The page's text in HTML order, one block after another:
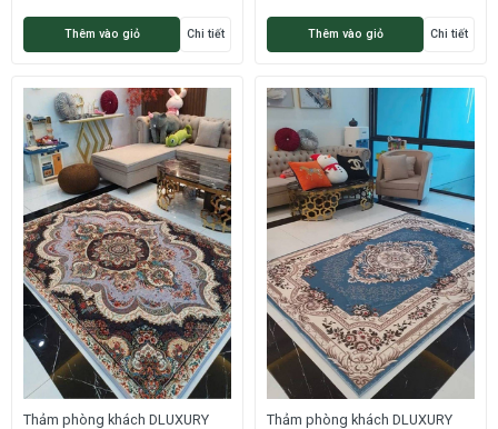
Thêm vào giỏ Chi tiết Thêm vào giỏ Chi tiết
Thảm phòng khách DLUXURY
Thảm phòng khách DLUXURY